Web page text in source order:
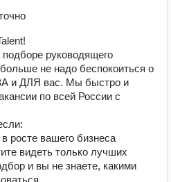
руководящего
не надо беспокоиться о
и ДЛЯ вас. Мы быстро и
по всей России с
росте вашего бизнеса
видеть только лучших
и вы не знаете, какими